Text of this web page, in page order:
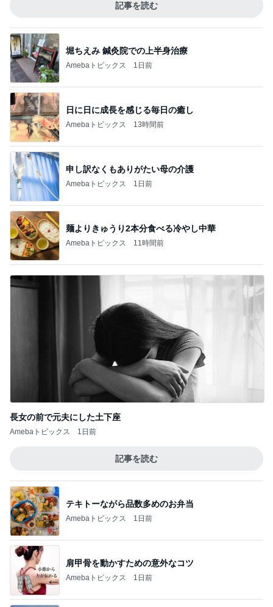
記事を読む
堀ちえみ 鍼灸院での上半身治療
Amebaトピックス 1日前
日に日に成長を感じる毎日の癒し
Amebaトピックス 13時間前
申し訳なくもありがたい母の介護
Amebaトピックス 1日前
麺よりきゅうり2本分食べる冷やし中華
Amebaトピックス 11時間前
長女の前で元夫にした土下座
Amebaトピックス 1日前
記事を読む
テキトーながら品数多めのお弁当
Amebaトピックス 1日前
肩甲骨を動かすための意外なコツ
Amebaトピックス 1日前